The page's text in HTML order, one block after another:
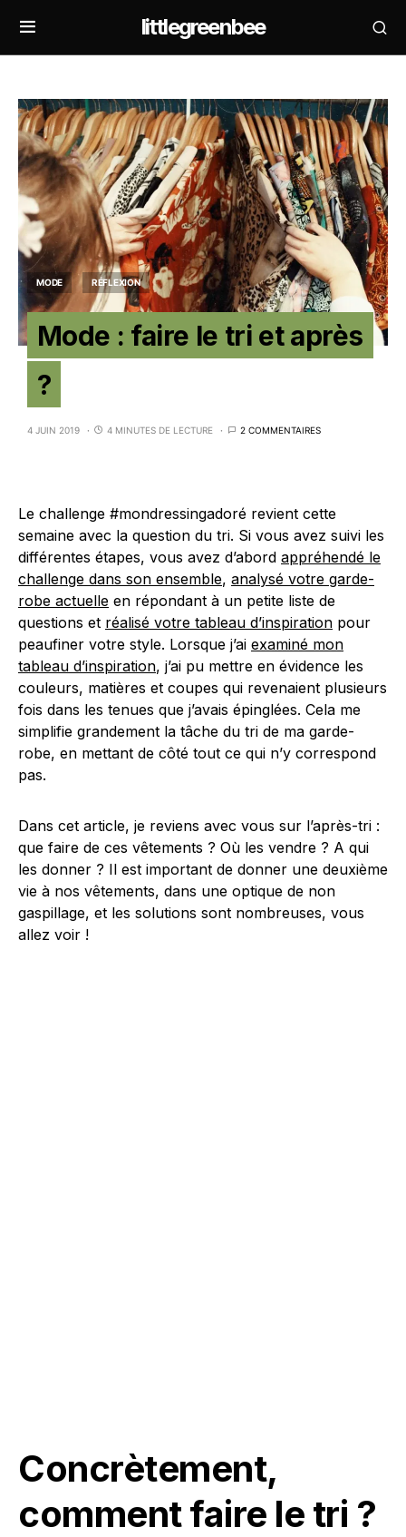
littlegreenbee
MODE RÉFLEXION
Mode : faire le tri et après
?
4 JUIN 2019 4 MINUTES DE LECTURE 2 COMMENTAIRES
Le challenge #mondressingadoré revient cette
semaine avec la question du tri. Si vous avez suivi les
différentes étapes, vous avez d’abord appréhendé le
challenge dans son ensemble, analysé votre garde-
robe actuelle en répondant à un petite liste de
questions et réalisé votre tableau d’inspiration pour
peaufiner votre style. Lorsque j’ai examiné mon
tableau d’inspiration, j’ai pu mettre en évidence les
couleurs, matières et coupes qui revenaient plusieurs
fois dans les tenues que j’avais épinglées. Cela me
simplifie grandement la tâche du tri de ma garde-
robe, en mettant de côté tout ce qui n’y correspond
pas.
Dans cet article, je reviens avec vous sur l’après-tri :
que faire de ces vêtements ? Où les vendre ? A qui
les donner ? Il est important de donner une deuxième
vie à nos vêtements, dans une optique de non
gaspillage, et les solutions sont nombreuses, vous
allez voir !
Concrètement,
comment faire le tri ?